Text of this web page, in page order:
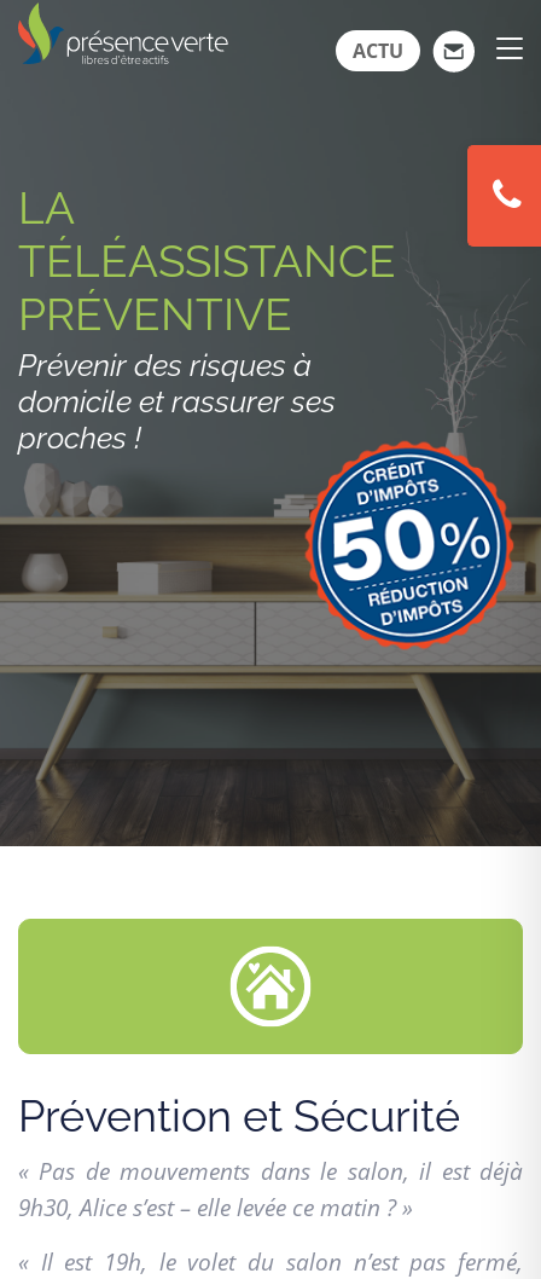
ACTU
LA
TÉLÉASSISTANCE
PRÉVENTIVE
Prévenir des risques à
domicile et rassurer ses
proches !
Prévention et Sécurité
« Pas de mouvements dans le salon, il est déjà
9h30, Alice s’est – elle levée ce matin ? »
« Il est 19h, le volet du salon n’est pas fermé,